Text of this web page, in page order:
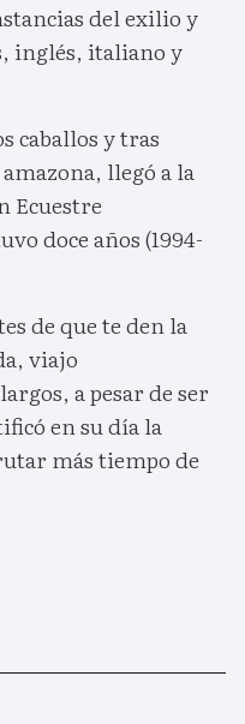
del exilio y
inglés, italiano y
caballos y tras
llegó a la
Ecuestre
doce años (1994-
de que te den la
viajo
a pesar de ser
en su día la
más tiempo de